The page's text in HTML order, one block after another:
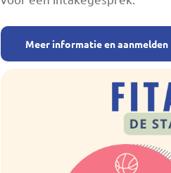
Meer informatie en aanmelden